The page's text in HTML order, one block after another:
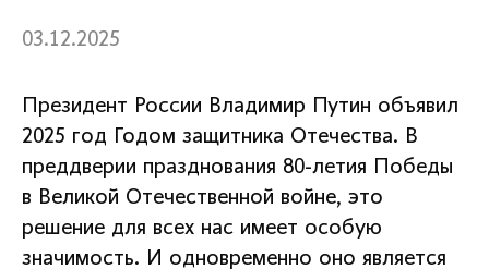
03.12.2025
Президент России Владимир Путин объявил
2025 год Годом защитника Отечества. В
преддверии празднования 80-летия Победы
в Великой Отечественной войне, это
решение для всех нас имеет особую
значимость. И одновременно оно является